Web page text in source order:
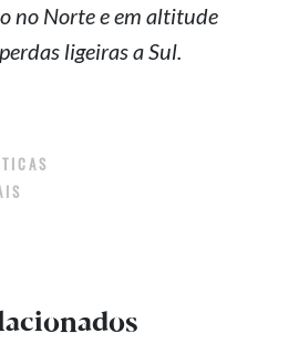
no Norte e em altitude
ligeiras a Sul.